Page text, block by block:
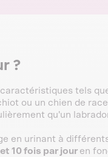
?
tels
ou un chien de
qu'un
en urinant à
10 fois par jour en